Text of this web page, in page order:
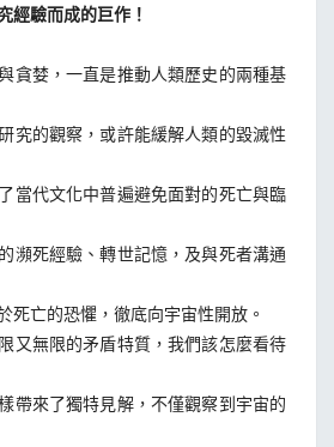
驗而成的巨作！
婪，一直是推動人類歷史的兩種基
的觀察，或許能緩解人類的毀滅性
代文化中普遍避免面對的死亡與臨
死經驗、轉世記憶，及與死者溝通
亡的恐懼，徹底向宇宙性開放。
無限的矛盾特質，我們該怎麼看待
來了獨特見解，不僅觀察到宇宙的